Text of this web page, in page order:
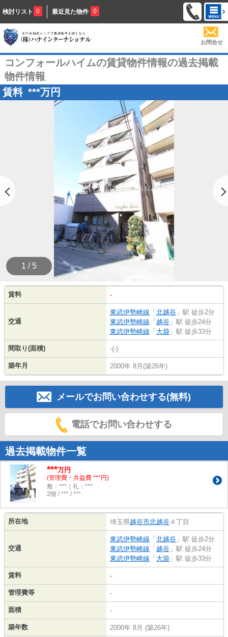
検討リスト 0 最近見た物件 0
お問合せ
コンフォールハイムの賃貸物件情報の過去掲載
物件情報
賃料 ***万円
1 / 5
賃料 -
交通
東武伊勢崎線 「北越谷 」駅 徒歩2分
東武伊勢崎線 「越谷 」駅 徒歩24分
東武伊勢崎線 「大袋 」駅 徒歩33分
間取り(面積) -(-)
築年月 2000年 8月(築26年)
メールでお問い合わせする(無料)
電話でお問い合わせする
過去掲載物件一覧
***万円
(管理費・共益費 ***円)
敷：***｜礼：***
2階 / *** / ***
所在地 埼玉県越谷市北越谷 ４丁目
交通
東武伊勢崎線 「北越谷 」駅 徒歩2分
東武伊勢崎線 「越谷 」駅 徒歩24分
東武伊勢崎線 「大袋 」駅 徒歩33分
賃料 -
管理費等 -
面積 -
築年数 2000年 8月 (築26年)